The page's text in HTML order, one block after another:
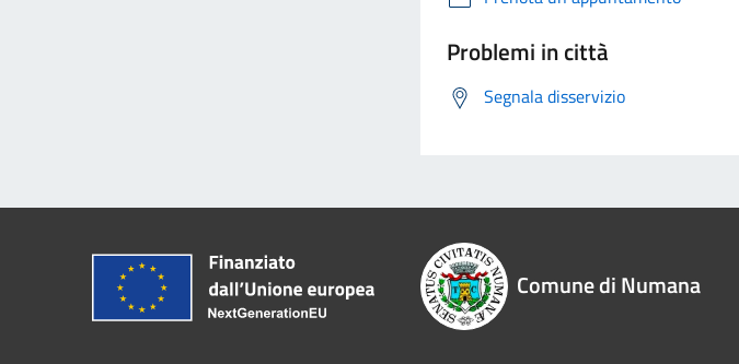
Problemi in città
Segnala disservizio
Comune di Numana